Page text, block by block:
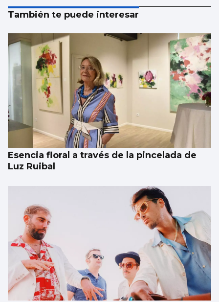
También te puede interesar
Esencia floral a través de la pincelada de
Luz Ruibal